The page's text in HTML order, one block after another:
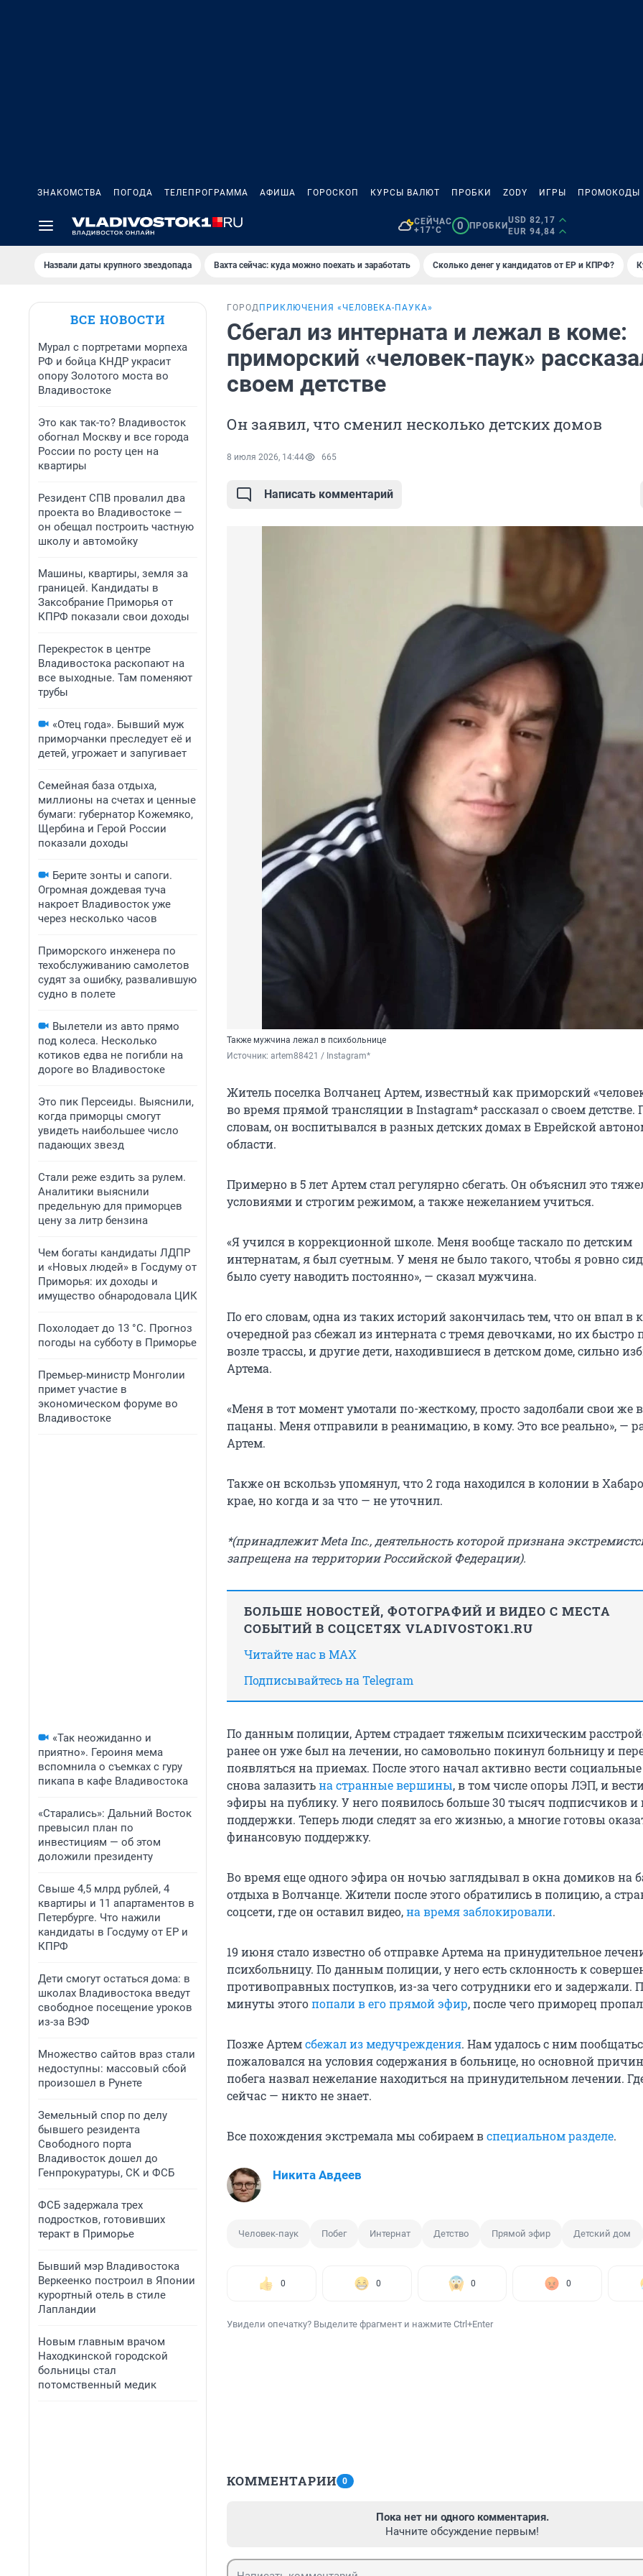
ЗНАКОМСТВА ПОГОДА ТЕЛЕПРОГРАММА АФИША ГОРОСКОП КУРСЫ ВАЛЮТ ПРОБКИ ZODY ИГРЫ ПРОМОКОДЫ
СЕЙЧАС
+17°C
0 ПРОБКИ
USD 82,17
EUR 94,84
Назвали даты крупного звездопада Вахта сейчас: куда можно поехать и заработать Сколько денег у кандидатов от ЕР и КПРФ?
ВСЕ НОВОСТИ
Мурал с портретами морпеха
РФ и бойца КНДР украсит
опору Золотого моста во
Владивостоке
Это как так-то? Владивосток
обогнал Москву и все города
России по росту цен на
квартиры
Резидент СПВ провалил два
проекта во Владивостоке —
он обещал построить частную
школу и автомойку
Машины, квартиры, земля за
границей. Кандидаты в
Заксобрание Приморья от
КПРФ показали свои доходы
Перекресток в центре
Владивостока раскопают на
все выходные. Там поменяют
трубы
«Отец года». Бывший муж
приморчанки преследует её и
детей, угрожает и запугивает
Семейная база отдыха,
миллионы на счетах и ценные
бумаги: губернатор Кожемяко,
Щербина и Герой России
показали доходы
Берите зонты и сапоги.
Огромная дождевая туча
накроет Владивосток уже
через несколько часов
Приморского инженера по
техобслуживанию самолетов
судят за ошибку, развалившую
судно в полете
Вылетели из авто прямо
под колеса. Несколько
котиков едва не погибли на
дороге во Владивостоке
Это пик Персеиды. Выяснили,
когда приморцы смогут
увидеть наибольшее число
падающих звезд
Стали реже ездить за рулем.
Аналитики выяснили
предельную для приморцев
цену за литр бензина
Чем богаты кандидаты ЛДПР
и «Новых людей» в Госдуму от
Приморья: их доходы и
имущество обнародовала ЦИК
Похолодает до 13 °C. Прогноз
погоды на субботу в Приморье
Премьер‑министр Монголии
примет участие в
экономическом форуме во
Владивостоке
«Так неожиданно и
приятно». Героиня мема
вспомнила о съемках с гуру
пикапа в кафе Владивостока
«Старались»: Дальний Восток
превысил план по
инвестициям — об этом
доложили президенту
Свыше 4,5 млрд рублей, 4
квартиры и 11 апартаментов в
Петербурге. Что нажили
кандидаты в Госдуму от ЕР и
КПРФ
Дети смогут остаться дома: в
школах Владивостока введут
свободное посещение уроков
из-за ВЭФ
Множество сайтов враз стали
недоступны: массовый сбой
произошел в Рунете
Земельный спор по делу
бывшего резидента
Свободного порта
Владивосток дошел до
Генпрокуратуры, СК и ФСБ
ФСБ задержала трех
подростков, готовивших
теракт в Приморье
Бывший мэр Владивостока
Веркеенко построил в Японии
курортный отель в стиле
Лапландии
Новым главным врачом
Находкинской городской
больницы стал
потомственный медик
ГОРОД ПРИКЛЮЧЕНИЯ «ЧЕЛОВЕКА-ПАУКА»
Сбегал из интерната и лежал в коме:
приморский «человек-паук»
своем детстве
Он заявил, что сменил несколько детских домов
8 июля 2026, 14:44 665
Написать комментарий
Также мужчина лежал в психбольнице
Источник: artem88421 / Instagram*
Житель поселка Волчанец Артем, известный как приморский
во время прямой трансляции в Instagram* рассказал о своем детстве.
словам, он воспитывался в разных детских домах в Еврейской
области.
Примерно в 5 лет Артем стал регулярно сбегать. Он объяснил это
условиями и строгим режимом, а также нежеланием учиться.
«Я учился в коррекционной школе. Меня вообще таскало по детским
интернатам, я был суетным. У меня не было такого, чтобы я ровно
было суету наводить постоянно», — сказал мужчина.
По его словам, одна из таких историй закончилась тем, что он впал в
очередной раз сбежал из интерната с тремя девочками, но их быстро
возле трассы, и другие дети, находившиеся в детском доме, сильно
Артема.
«Меня в тот момент умотали по-жесткому, просто задолбали свои же
пацаны. Меня отправили в реанимацию, в кому. Это все реально», —
Артем.
Также он вскользь упомянул, что 2 года находился в колонии в
крае, но когда и за что — не уточнил.
*(принадлежит Meta Inc., деятельность которой признана
запрещена на территории Российской Федерации).
БОЛЬШЕ НОВОСТЕЙ, ФОТОГРАФИЙ И ВИДЕО С МЕСТА
СОБЫТИЙ В СОЦСЕТЯХ VLADIVOSTOK1.RU
Читайте нас в MAX
Подписывайтесь на Telegram
По данным полиции, Артем страдает тяжелым психическим
ранее он уже был на лечении, но самовольно покинул больницу и
появляться на приемах. После этого начал активно вести социальные
снова залазитьна странные вершины, в том числе опоры ЛЭП, и
эфиры на публику. У него появилось больше 30 тысяч подписчиков и
поддержки. Теперь люди следят за его жизнью, а многие готовы
финансовую поддержку.
Во время еще одного эфира он ночью заглядывал в окна домиков на
отдыха в Волчанце. Жители после этого обратились в полицию, а
соцсети, где он оставил видео,на время заблокировали.
19 июня стало известно об отправке Артема на принудительное
психбольницу. По данным полиции, у него есть склонность к
противоправных поступков, из-за чего сотрудники его и задержали.
минуты этогопопали в его прямой эфир, после чего приморец
Позже Артемсбежал из медучреждения. Нам удалось с ним
пожаловался на условия содержания в больнице, но основной
побега назвал нежелание находиться на принудительном лечении.
сейчас — никто не знает.
Все похождения экстремала мы собираем вспециальном разделе.
Никита Авдеев
Человек-паук Побег Интернат Детство Прямой эфир Детский дом
0 0 0 0
Увидели опечатку? Выделите фрагмент и нажмите Ctrl+Enter
КОММЕНТАРИИ 0
Пока нет ни одного комментария.
Начните обсуждение первым!